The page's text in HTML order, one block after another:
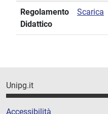
Regolamento
Didattico
Scarica
Unipg.it
Accessibilità